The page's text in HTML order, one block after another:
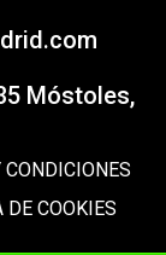
Móstoles,
DE COOKIES